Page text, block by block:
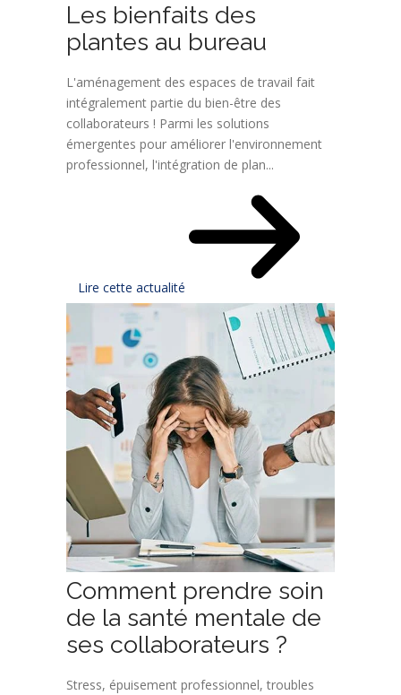
Les bienfaits des
plantes au bureau
L'aménagement des espaces de travail fait
intégralement partie du bien-être des
collaborateurs ! Parmi les solutions
émergentes pour améliorer l'environnement
professionnel, l'intégration de plan...
Lire cette actualité
Comment prendre soin
de la santé mentale de
ses collaborateurs ?
Stress, épuisement professionnel, troubles